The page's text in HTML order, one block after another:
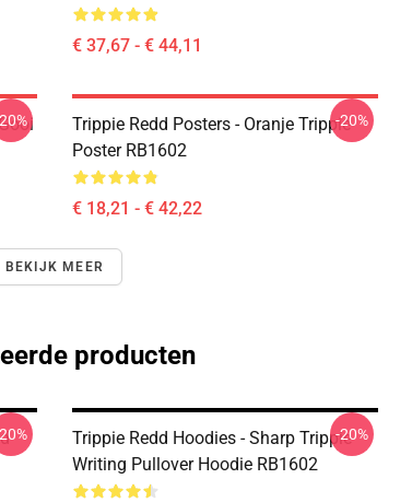
€ 37,67 - € 44,11
Trippie Redd Posters - Oranje Trippie
Poster RB1602
€ 18,21 - € 42,22
-20%
BEKIJK MEER
producten
Trippie Redd Hoodies - Sharp Trippie
Writing Pullover Hoodie RB1602
-20%